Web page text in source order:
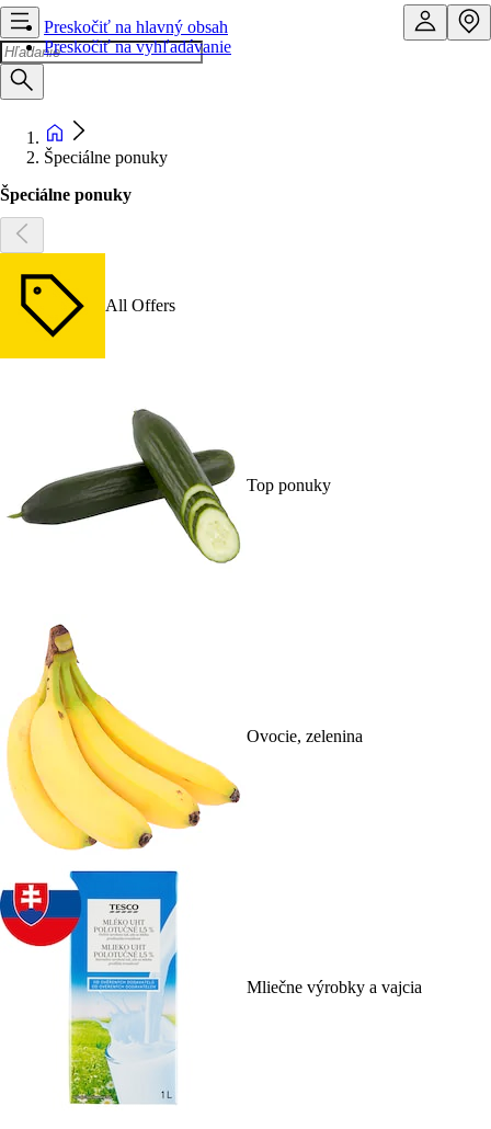
Preskočiť na hlavný obsah
Preskočiť na vyhľadávanie
Špeciálne ponuky
Špeciálne ponuky
All Offers
Top ponuky
Ovocie, zelenina
Mliečne výrobky a vajcia